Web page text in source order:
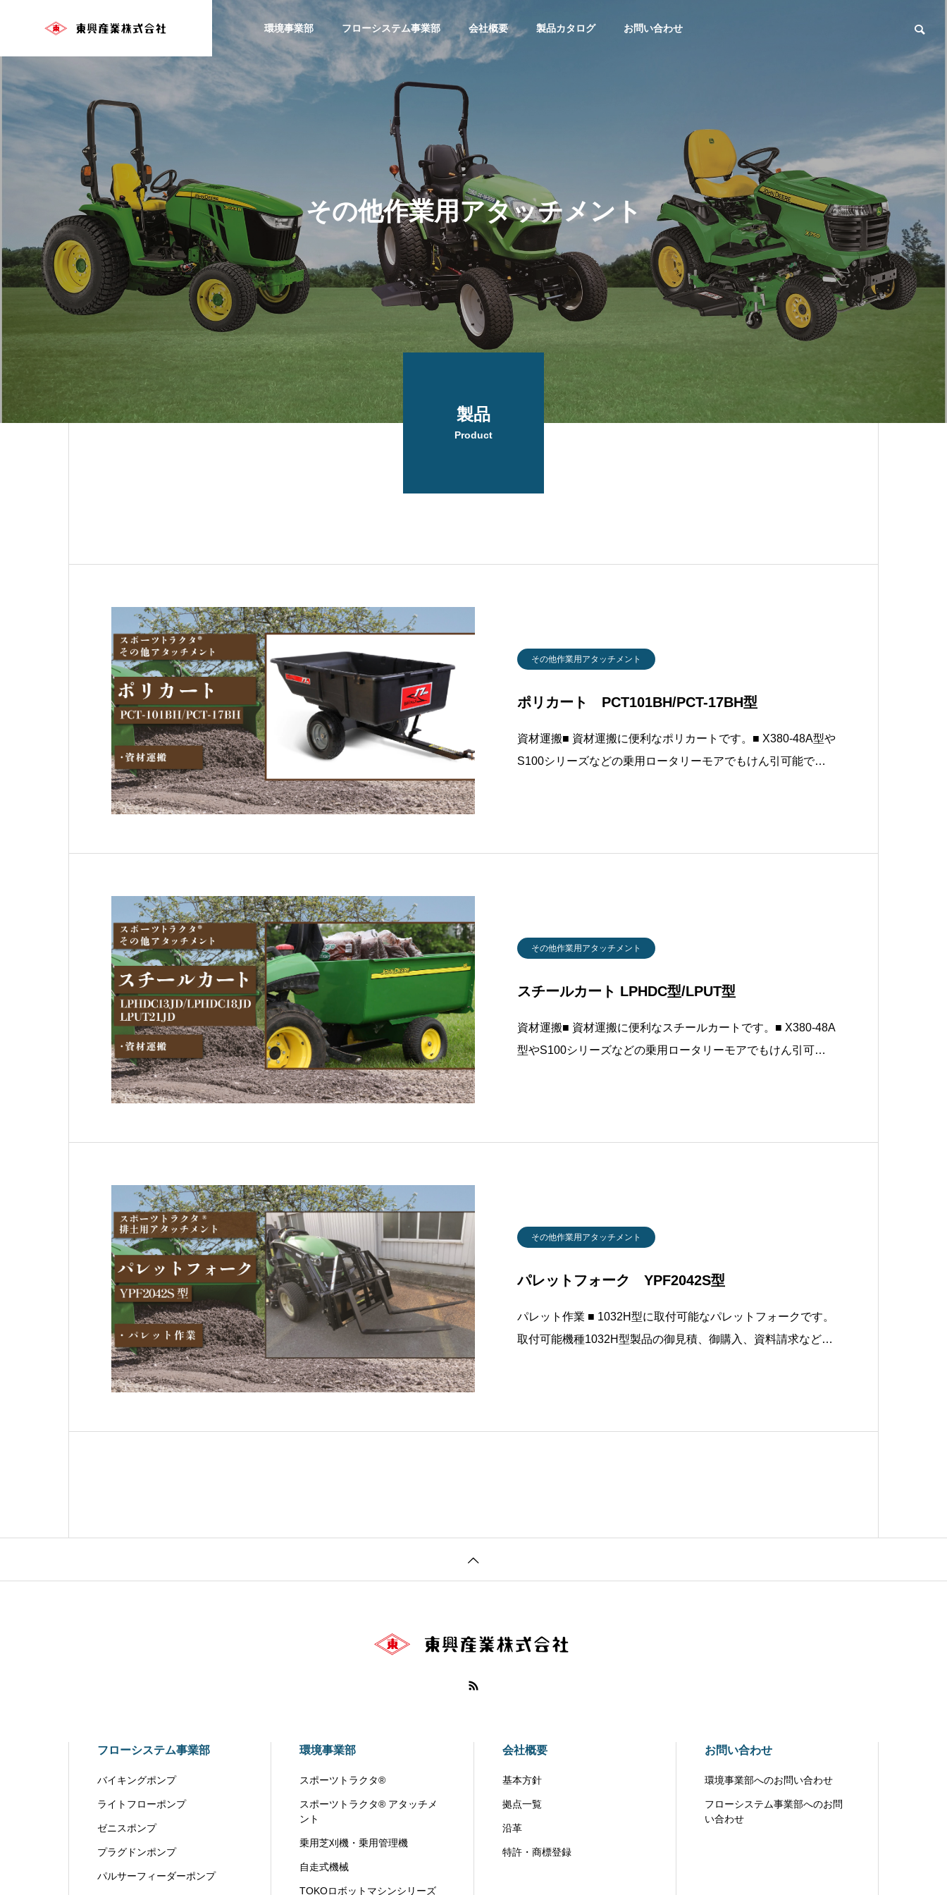
環境事業部 フローシステム事業部 会社概要 製品カタログ お問い合わせ
その他作業用アタッチメント
製品
Product
その他作業用アタッチメント
ポリカート PCT101BH/PCT-17BH型
資材運搬■ 資材運搬に便利なポリカートです。■ X380-48A型や
S100シリーズなどの乗用ロータリーモアでもけん引可能で
その他作業用アタッチメント
スチールカート LPHDC型/LPUT型
資材運搬■ 資材運搬に便利なスチールカートです。■ X380-48A
型やS100シリーズなどの乗用ロータリーモアでもけん引可能
その他作業用アタッチメント
パレットフォーク YPF2042S型
パレット作業 ■ 1032H型に取付可能なパレットフォークです。
取付可能機種1032H型製品の御見積、御購入、資料請求などに
フローシステム事業部
バイキングポンプ
ライトフローポンプ
ゼニスポンプ
プラグドンポンプ
パルサーフィーダーポンプ
環境事業部
スポーツトラクタ®
スポーツトラクタ® アタッチメ
ント
乗用芝刈機・乗用管理機
自走式機械
TOKOロボットマシンシリーズ
会社概要
基本方針
拠点一覧
沿革
特許・商標登録
お問い合わせ
環境事業部へのお問い合わせ
フローシステム事業部へのお問
い合わせ